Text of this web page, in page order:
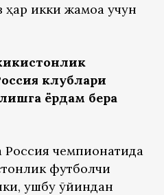
икки жамоа учун
клублари
ёрдам бера
Россия чемпионатида
футболчи
ушбу ўйиндан